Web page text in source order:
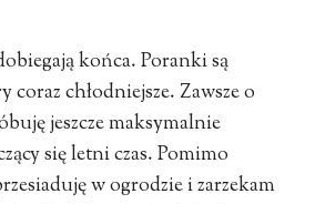
końca. Poranki są
coraz chłodniejsze. Zawsze o
jeszcze maksymalnie
się letni czas. Pomimo
w ogrodzie i zarzekam